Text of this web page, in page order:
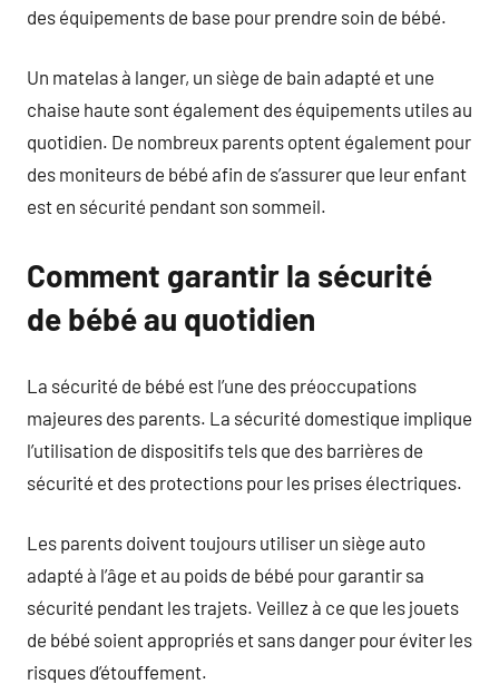
des équipements de base pour prendre soin de bébé.
Un matelas à langer, un siège de bain adapté et une
chaise haute sont également des équipements utiles au
quotidien. De nombreux parents optent également pour
des moniteurs de bébé afin de s’assurer que leur enfant
est en sécurité pendant son sommeil.
Comment garantir la sécurité
de bébé au quotidien
La sécurité de bébé est l’une des préoccupations
majeures des parents. La sécurité domestique implique
l’utilisation de dispositifs tels que des barrières de
sécurité et des protections pour les prises électriques.
Les parents doivent toujours utiliser un siège auto
adapté à l’âge et au poids de bébé pour garantir sa
sécurité pendant les trajets. Veillez à ce que les jouets
de bébé soient appropriés et sans danger pour éviter les
risques d’étouffement.